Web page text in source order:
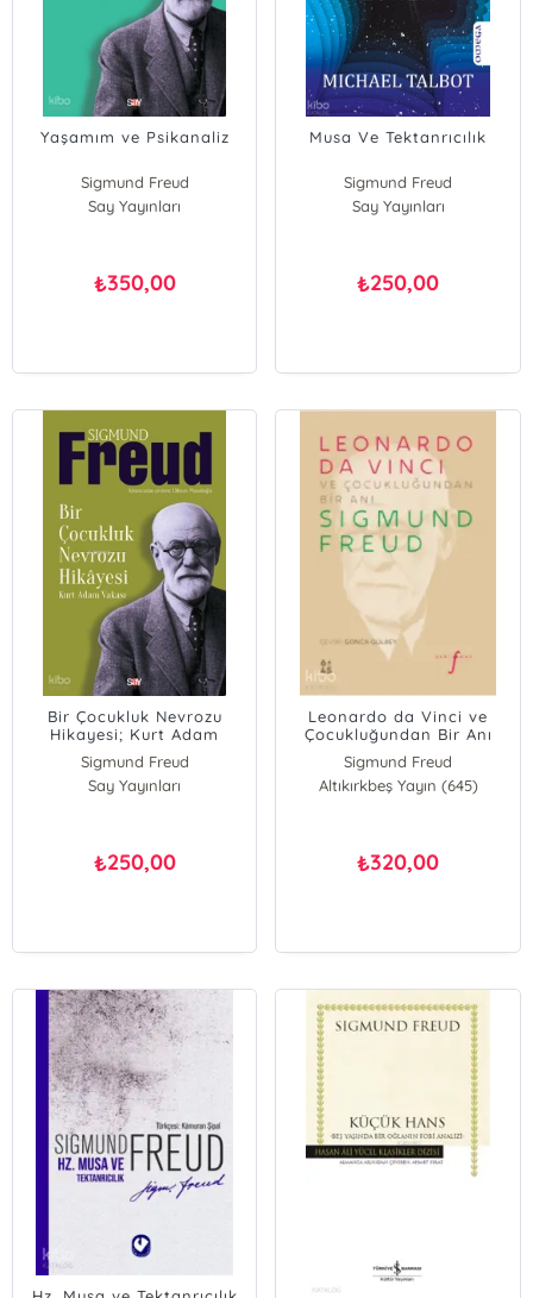
Yaşamım ve Psikanaliz
Sigmund Freud
Say Yayınları
₺350,00
Musa Ve Tektanrıcılık
Sigmund Freud
Say Yayınları
₺250,00
Bir Çocukluk Nevrozu
Hikayesi; Kurt Adam
Vakası
Sigmund Freud
Say Yayınları
₺250,00
Leonardo da Vinci ve
Çocukluğundan Bir Anı
Sigmund Freud
Altıkırkbeş Yayın (645)
₺320,00